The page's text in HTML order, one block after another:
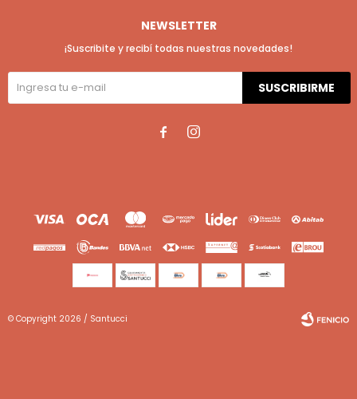
NEWSLETTER
¡Suscribite y recibí todas nuestras novedades!
SUSCRIBIRME
 
© Copyright 2026 / Santucci